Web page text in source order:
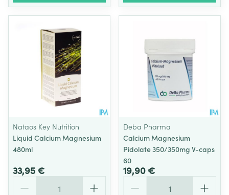
Nataos Key Nutrition
Liquid Calcium Magnesium
480ml
33,95 €
Deba Pharma
Calcium Magnesium
Pidolate 350/350mg V-caps
60
19,90 €